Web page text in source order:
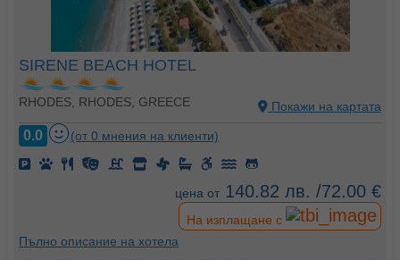
SIRENE BEACH HOTEL
RHODES, RHODES, GREECE Покажи на картата
0.0 (от 0 мнения на клиенти)
цена от 140.82 лв. /72.00 €
На изплащане с
Пълно описание на хотела